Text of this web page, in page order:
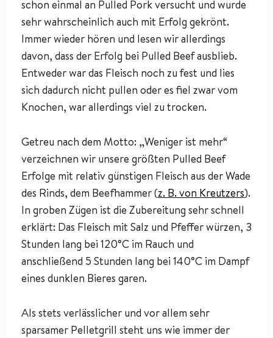
schon einmal an Pulled Pork versucht und wurde
sehr wahrscheinlich auch mit Erfolg gekrönt.
Immer wieder hören und lesen wir allerdings
davon, dass der Erfolg bei Pulled Beef ausblieb.
Entweder war das Fleisch noch zu fest und lies
sich dadurch nicht pullen oder es fiel zwar vom
Knochen, war allerdings viel zu trocken.
Getreu nach dem Motto: „Weniger ist mehr“
verzeichnen wir unsere größten Pulled Beef
Erfolge mit relativ günstigen Fleisch aus der Wade
des Rinds, dem Beefhammer (z. B. von Kreutzers).
In groben Zügen ist die Zubereitung sehr schnell
erklärt: Das Fleisch mit Salz und Pfeffer würzen, 3
Stunden lang bei 120°C im Rauch und
anschließend 5 Stunden lang bei 140°C im Dampf
eines dunklen Bieres garen.
Als stets verlässlicher und vor allem sehr
sparsamer Pelletgrill steht uns wie immer der